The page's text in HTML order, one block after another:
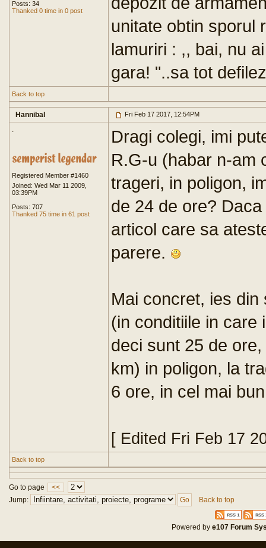
Posts: 34
Thanked 0 time in 0 post
unitate obtin sporul
lamuriri : ,, bai, nu
gara! "..sa tot
Back to top
Hannibal Fri Feb 17 2017, 12:54PM
.
Registered Member #1460
Joined: Wed Mar 11 2009,
03:39PM
Posts: 707
Thanked 75 time in 61 post
Dragi colegi, imi
R.G-u (habar n-am
trageri, in poligon,
de 24 de ore?
articol care sa
parere.
Mai concret, ies
(in conditiile in care
deci sunt 25 de
km) in poligon, la
6 ore, in cel mai
[ Edited Fri Feb 17
Back to top
Go to page
<<
Jump:
Back to top
Powered bye107 Forum